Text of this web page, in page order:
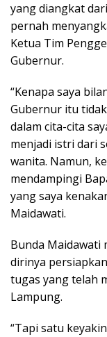
yang diangkat
pernah
Ketua Tim
Gubernur.
“Kenapa saya
Gubernur itu
dalam cita-cita
menjadi istri dari
wanita. Namun,
mendampingi
yang saya
Maidawati.
Bunda Maidawati
dirinya
tugas yang telah
Lampung.
“Tapi satu